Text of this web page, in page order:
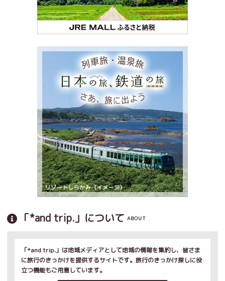
「*and trip.」について ABOUT
「*and trip.」は地域メディアとして地域の情報を集約し、皆さま
に旅行のきっかけを提供するサイトです。旅行のきっかけ探しに役
立つ機能もご用意しています。